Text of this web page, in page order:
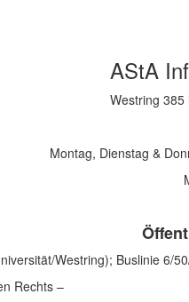
AStA
Westring 385
Montag, Dienstag &
Westring); Buslinie 6/
Rechts –